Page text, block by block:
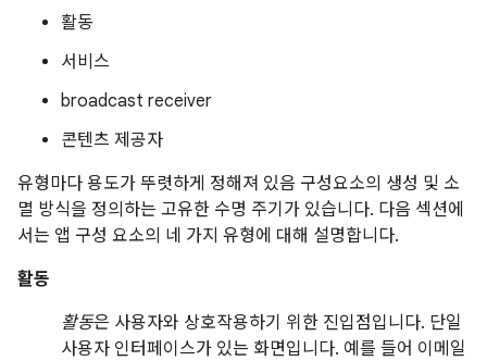
활동
서비스
broadcast receiver
콘텐츠 제공자
유형마다 용도가 뚜렷하게 정해져 있음 구성요소의 생성 및 소
멸 방식을 정의하는 고유한 수명 주기가 있습니다. 다음 섹션에
서는 앱 구성 요소의 네 가지 유형에 대해 설명합니다.
활동
활동은 사용자와 상호작용하기 위한 진입점입니다. 단일
사용자 인터페이스가 있는 화면입니다. 예를 들어 이메일